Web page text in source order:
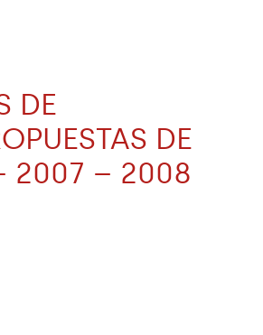
DE
DE
2007 – 2008